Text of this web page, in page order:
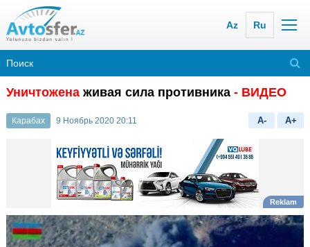
Az Ru
Уничтожена живая сила противника - ВИДЕО
Карабах 9 Ноябрь 2020 20:11 A- A+